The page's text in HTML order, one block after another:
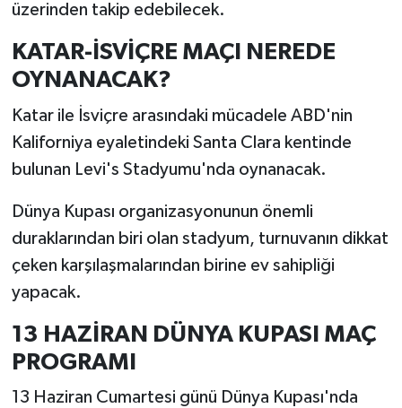
üzerinden takip edebilecek.
KATAR-İSVİÇRE MAÇI NEREDE
OYNANACAK?
Katar ile İsviçre arasındaki mücadele ABD'nin
Kaliforniya eyaletindeki Santa Clara kentinde
bulunan Levi's Stadyumu'nda oynanacak.
Dünya Kupası organizasyonunun önemli
duraklarından biri olan stadyum, turnuvanın dikkat
çeken karşılaşmalarından birine ev sahipliği
yapacak.
13 HAZİRAN DÜNYA KUPASI MAÇ
PROGRAMI
13 Haziran Cumartesi günü Dünya Kupası'nda